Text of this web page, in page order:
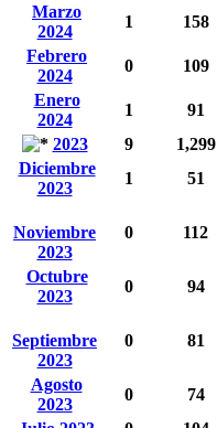
Marzo
2024
1 158
Febrero
2024
0 109
Enero
2024
1 91
2023
9 1,299
Diciembre
2023
1 51
Noviembre
2023
0 112
Octubre
2023
0 94
Septiembre
2023
0 81
Agosto
2023
0 74